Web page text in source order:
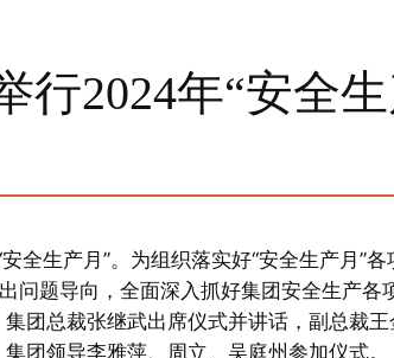
行2024年“安全
全生产月”。为组织落实好“安全生产月”
问题导向，全面深入抓好集团安全生产
团总裁张继武出席仪式并讲话，副总裁
团领导李雅萍、周立、吴庭州参加仪式。